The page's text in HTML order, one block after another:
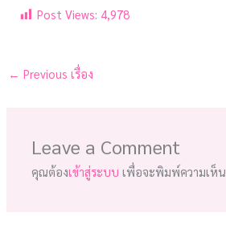
Post Views: 4,978
← Previous เรื่อง
Leave a Comment
คุณต้องเข้าสู่ระบบ เพื่อจะพิมพ์ความเห็น